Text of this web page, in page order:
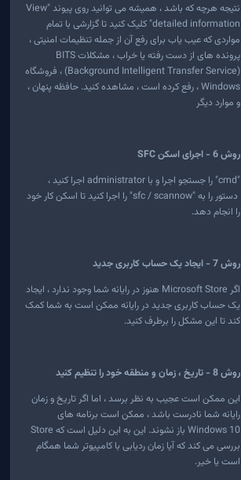
نتیجه هرچه که باشد ، همیشه می توانید روی پیوند "View
detailed information" کلیک کنید تا گزارشی با تمام
مواردی که عیب یاب برای رفع آن از جمله تنظیمات امنیتی ،
پرونده های از دست رفته یا خراب ، مشکلات BITS
(Background Intelligent Transfer Service) ، فروشگاه
Windows ، رفع کرده است ، مشاهده کنید. حافظه پنهان ،
و موارد دیگر
روش 6 - اجرای اسکن SFC
"cmd" را جستجو اجرا و با administrator اجرا کنید ،
دستور را به "sfc / scannow" را اجرا کنید تا اسکن کار خود
را انجام دهد.
روش 7 - ایجاد یک حساب کاربری جدید
اگر Microsoft Store هنوز در رایانه شما وجود ندارد ، ایجاد
یک حساب کاربری جدید در رایانه ممکن است به شما کمک
کند تا این مشکل را برطرف کنید.
روش 8 - تاریخ ، زمان و منطقه خود را تنظیم کنید
این ممکن است عجیب به نظر برسد ، اما اگر تاریخ و زمان
رایانه شما نادرست باشد ، ممکن است برنامه های
Windows 10 باز نشوند. این به این دلیل است که Store
بررسی می کند که آیا زمان ردیابی با کامپیوتر شما همگام
است یا خیر.